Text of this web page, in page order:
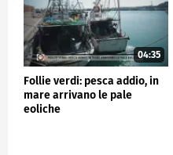
04:35
Follie verdi: pesca addio, in
mare arrivano le pale
eoliche